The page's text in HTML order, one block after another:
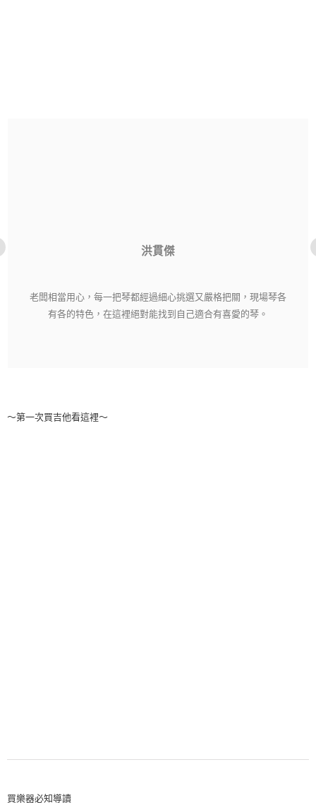
洪貫傑
老闆相當用心，每一把琴都經過細心挑選又嚴格把關，現場琴各
有各的特色，在這裡絕對能找到自己適合有喜愛的琴。
～第一次買吉他看這裡～
買樂器必知導讀